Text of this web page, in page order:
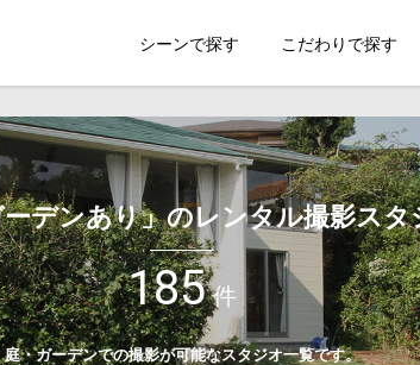
シーンで探す こだわりで探す
デンあり」のレンタル撮影スタ
185 件
庭・ガーデンでの撮影が可能なスタジオ一覧です。